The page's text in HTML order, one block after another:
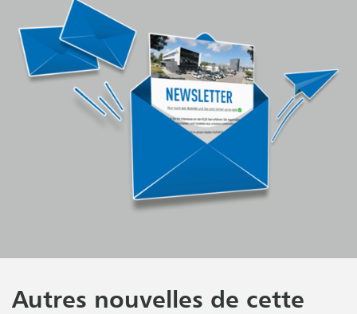
Autres nouvelles de cette